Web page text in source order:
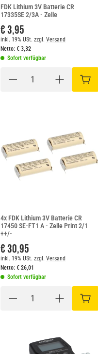
FDK Lithium 3V Batterie CR
17335SE 2/3A - Zelle
€ 3,95
inkl. 19% USt. zzgl. Versand
Netto: € 3,32
Sofort verfügbar
IN
4x FDK Lithium 3V Batterie CR
17450 SE-FT1 A - Zelle Print 2/1
++/-
€ 30,95
inkl. 19% USt. zzgl. Versand
Netto: € 26,01
Sofort verfügbar
IN